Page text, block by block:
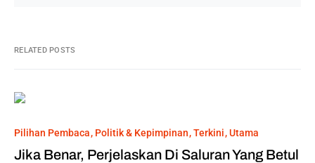
RELATED POSTS
Pilihan Pembaca Politik & Kepimpinan Terkini Utama
Jika Benar, Perjelaskan Di Saluran Yang Betul